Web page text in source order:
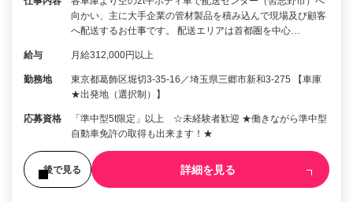
向かい、主に大手企業の管材製品を積み込んで現場及び顧客
へ配送するお仕事です。 配送エリアは首都圏を中心…
給与 月給312,000円以上
勤務地
東京都葛飾区堀切3-35-16／埼玉県三郷市新和3-275 【車庫
★出発地（選択制）】
応募資格
「準中型5t限定」以上 ☆未経験者歓迎 ★働きながら準中型
自動車免許の取得も出来ます！★
後で見る 詳細を見る